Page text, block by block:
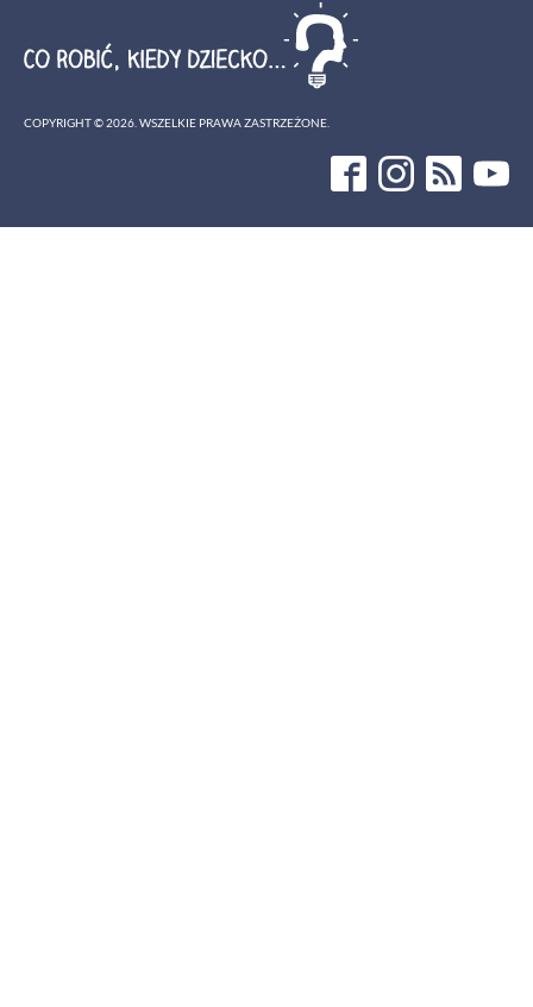
COPYRIGHT ©2026 . WSZELKIE PRAWA ZASTRZEŻONE.